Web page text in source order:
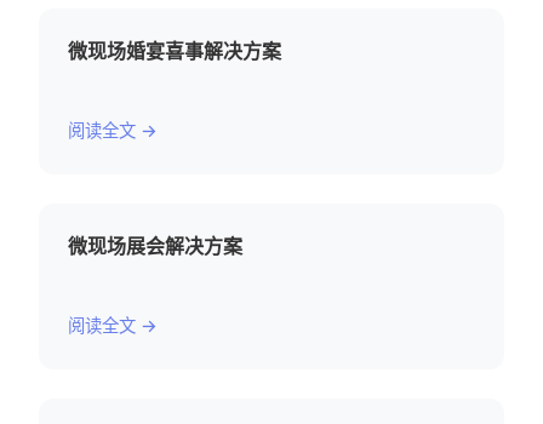
微现场婚宴喜事解决方案
阅读全文 →
微现场展会解决方案
阅读全文 →